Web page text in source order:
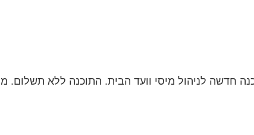
חדשה לניהול מיסי וועד הבית. התוכנה ללא תשלום.